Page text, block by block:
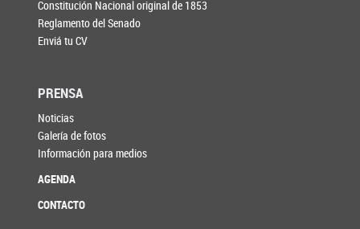
Constitución Nacional original de 1853
Reglamento del Senado
Enviá tu CV
PRENSA
Noticias
Galería de fotos
Información para medios
AGENDA
CONTACTO